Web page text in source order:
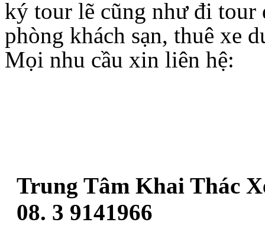
ký tour lẽ cũng như đi tour
phòng khách sạn, thuê xe
Mọi nhu cầu xin liên hệ:
Trung Tâm Khai Thác
08. 3 9141966